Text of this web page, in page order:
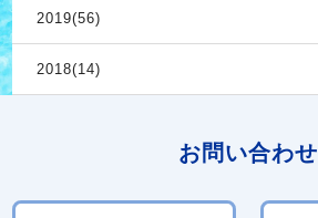
2019(56)
2018(14)
お問い合わせ